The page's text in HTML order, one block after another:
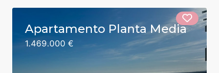
Apartamento Planta Media
1.469.000 €